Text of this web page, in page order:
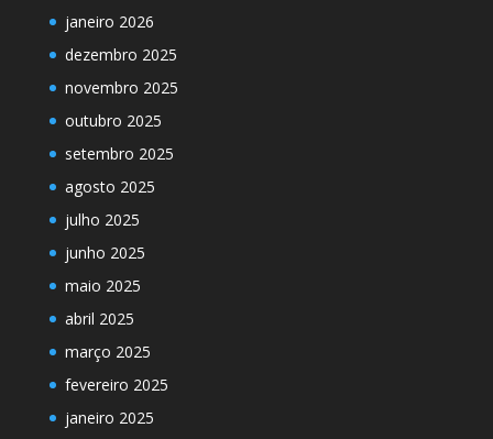
janeiro 2026
dezembro 2025
novembro 2025
outubro 2025
setembro 2025
agosto 2025
julho 2025
junho 2025
maio 2025
abril 2025
março 2025
fevereiro 2025
janeiro 2025